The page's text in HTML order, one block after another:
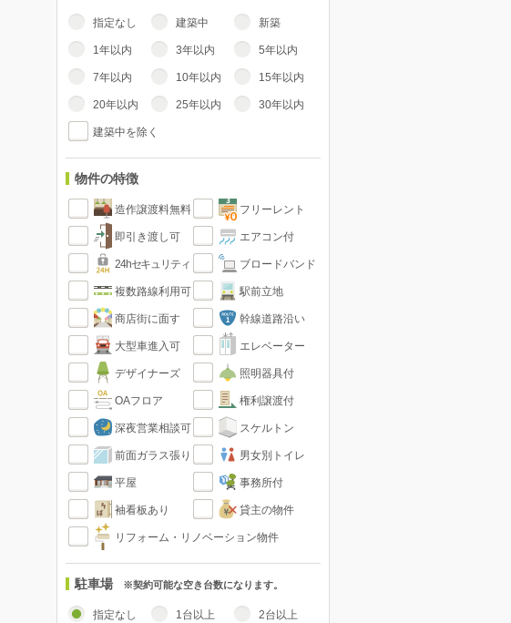
指定なし 建築中 新築
1年以内 3年以内 5年以内
7年以内 10年以内 15年以内
20年以内 25年以内 30年以内
建築中を除く
物件の特徴
造作譲渡料無料 フリーレント
即引き渡し可 エアコン付
24hセキュリティ ブロードバンド
複数路線利用可 駅前立地
商店街に面す 幹線道路沿い
大型車進入可 エレベーター
デザイナーズ 照明器具付
OAフロア 権利譲渡付
深夜営業相談可 スケルトン
前面ガラス張り 男女別トイレ
平屋 事務所付
袖看板あり 貸主の物件
リフォーム・リノベーション物件
駐車場 ※契約可能な空き台数になります。
指定なし 1台以上 2台以上